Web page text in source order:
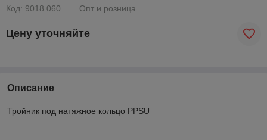
Код: 9018.060
Опт и розница
Цену уточняйте
Описание
Тройник под натяжное кольцо PPSU